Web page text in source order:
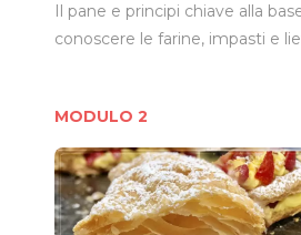
Il pane e principi chiave alla
conoscere le farine, impasti e
MODULO 2